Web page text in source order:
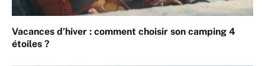
Vacances d’hiver : comment choisir son camping 4
étoiles ?